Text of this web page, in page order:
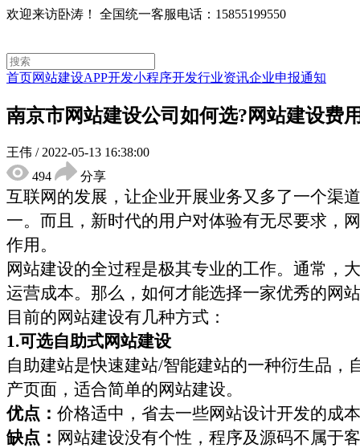
欢迎来访卧涛！ 全国统一客服电话：15855199550
首页网站建设APP开发小程序开发行业资讯企业申报通知
南京市网站建设公司如何选?网站建设费
王伟 / 2022-05-13 16:38:00
494
分享
互联网的发展，让企业开展业务又多了一个渠
一。而且，新时代的用户对体验有无尽要求，
作用。
网站建设的全过程是极其专业的工作。通常，
运营成本。那么，如何才能选择一家优秀的网
目前的网站建设有几种方式：
1.可选自助式网站建设
自助建站是快速建站/智能建站的一种衍生品，
产页面，适合简单的网站建设。
优点： 价格适中，省去一些网站设计开发的成
缺点： 网站建设没有个性，程序及源码不属于